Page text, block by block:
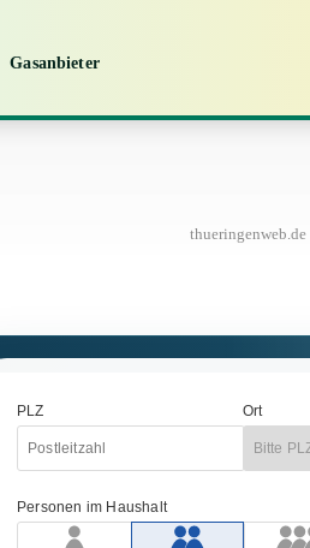
Gasanbieter
thueringenweb.de